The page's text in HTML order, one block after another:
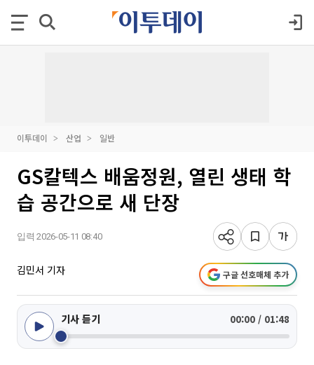
이투데이 산업 일반
GS칼텍스 배움정원, 열린 생태 학
습 공간으로 새 단장
입력 2026-05-11 08:40
김민서 기자 구글 선호매체 추가
기사 듣기 00:00 / 01:48